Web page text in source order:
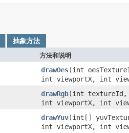
抽象方法
方法和说明
drawOes(int
int viewportX, int
drawRgb(int textureId,
int viewportX, int
drawYuv(int[]
int viewportX, int